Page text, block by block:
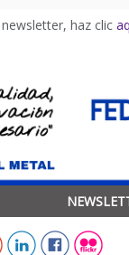
haz clic